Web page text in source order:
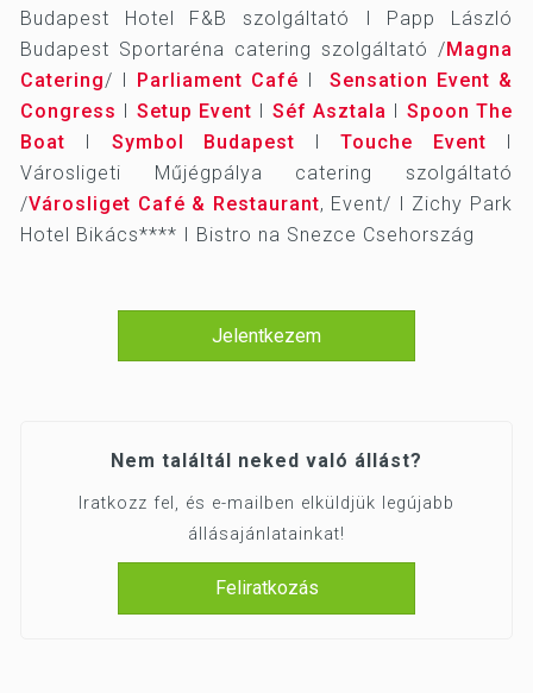
Budapest Hotel F&B szolgáltató I Papp László
Budapest Sportaréna catering szolgáltató /Magna
Catering/ I Parliament Café ISensation Event &
Congress I Setup Event I Séf Asztala I Spoon The
Boat I Symbol Budapest ITouche Event I
Városligeti Műjégpálya catering szolgáltató
/Városliget Café & Restaurant, Event/ I Zichy Park
Hotel Bikács**** I Bistro na Snezce Csehország
Jelentkezem
Nem találtál neked való állást?
Iratkozz fel, és e-mailben elküldjük legújabb
állásajánlatainkat!
Feliratkozás